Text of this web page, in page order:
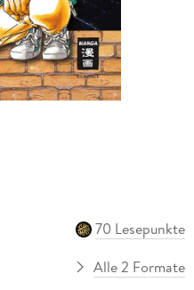
70 Lesepunkte
Alle 2 Formate